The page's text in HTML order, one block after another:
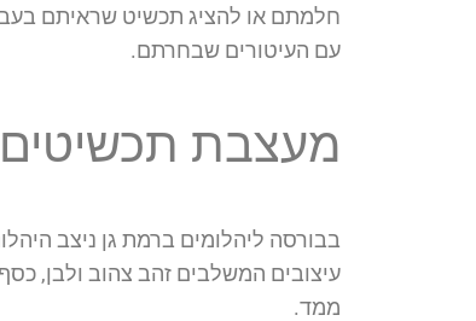
חלמתם או להציג תכשיט שראיתם
עם העיטורים שבחרתם.
מעצבת
בבורסה ליהלומים ברמת גן ניצב
עיצובים המשלבים זהב צהוב ולבן,
ממד.